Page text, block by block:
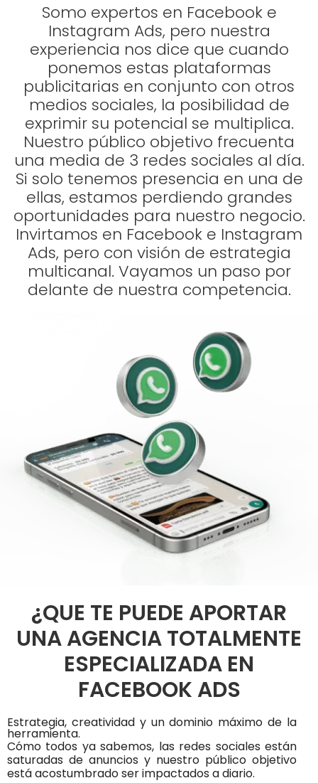
Somo expertos en Facebook e
Instagram Ads, pero nuestra
experiencia nos dice que cuando
ponemos estas plataformas
publicitarias en conjunto con otros
medios sociales, la posibilidad de
exprimir su potencial se multiplica.
Nuestro público objetivo frecuenta
una media de 3 redes sociales al día.
Si solo tenemos presencia en una de
ellas, estamos perdiendo grandes
oportunidades para nuestro negocio.
Invirtamos en Facebook e Instagram
Ads, pero con visión de estrategia
multicanal. Vayamos un paso por
delante de nuestra competencia.
¿QUE TE PUEDE APORTAR
UNA AGENCIA TOTALMENTE
ESPECIALIZADA EN
FACEBOOK ADS
Estrategia, creatividad y un dominio máximo de la
herramienta.
Cómo todos ya sabemos, las redes sociales están
saturadas de anuncios y nuestro público objetivo
está acostumbrado ser impactados a diario.